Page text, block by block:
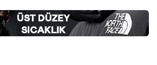
Ancak bugün kadınlar futbolda
Kadınlar için ilk dünya kupası
ve […]